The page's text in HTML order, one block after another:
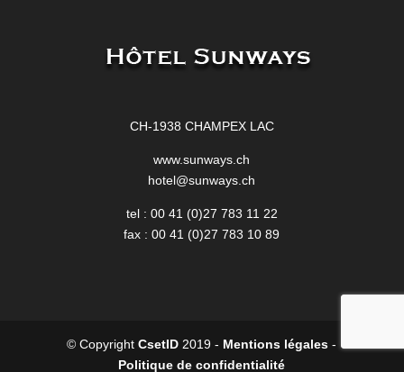
CH-1938 CHAMPEX LAC
www.sunways.ch
hotel@sunways.ch
tel : 00 41 (0)27 783 11 22
fax : 00 41 (0)27 783 10 89
© CopyrightCsetID 2019 - Mentions légales -
Politique de confidentialité